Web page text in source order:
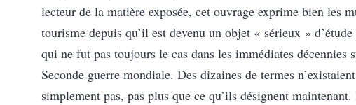
lecteur de la matière exposée, cet ouvrage exprime bien les
tourisme depuis qu’il est devenu un objet « sérieux »
qui ne fut pas toujours le cas dans les immédiates décennies
Seconde guerre mondiale. Des dizaines de termes
simplement pas, pas plus que ce qu’ils désignent